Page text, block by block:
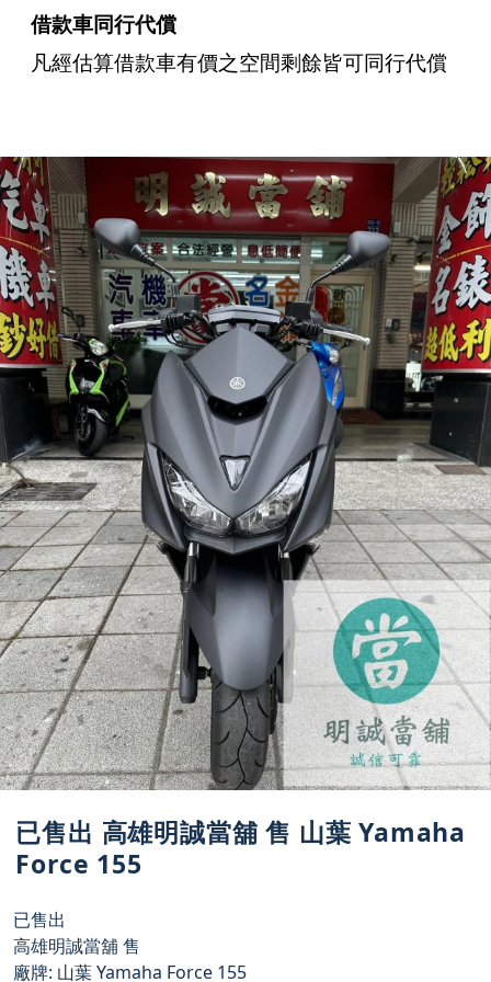
借款車同行代償
凡經估算借款車有價之空間剩餘皆可同行代償
已售出 高雄明誠當舖 售 山葉 Yamaha
Force 155
已售出
高雄明誠當舖 售
廠牌: 山葉 Yamaha Force 155